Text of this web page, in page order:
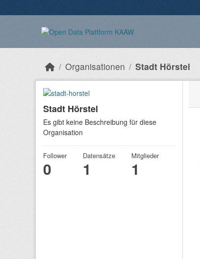
Organisationen Stadt Hörstel
Stadt Hörstel
Es gibt keine Beschreibung für diese
Organisation
Follower
0
Datensätze
1
Mitglieder
1